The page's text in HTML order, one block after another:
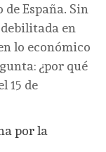
España. Sin
en
lo económico
¿por qué
15 de
por la